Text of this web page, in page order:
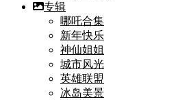
专辑
哪吒合集
新年快乐
神仙姐姐
城市风光
英雄联盟
冰岛美景